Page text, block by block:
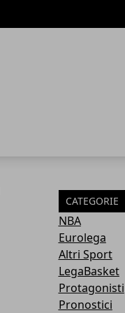
CATEGORIE
NBA
Eurolega
Altri Sport
LegaBasket
Protagonisti
Pronostici